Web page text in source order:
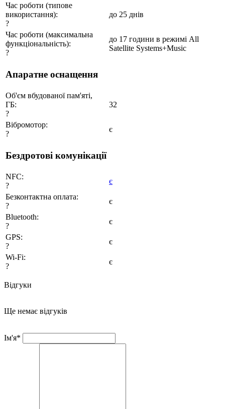
Час роботи (типове
використання):
?
до 25 днів
Час роботи (максимальна
функціональність):
?
до 17 години в режимі All
Satellite Systems+Music
Апаратне оснащення
Об'єм вбудованої пам'яті,
ГБ:
?
32
Вібромотор:
?
є
Бездротові комунікації
NFC:
?
є
Безконтактна оплата:
?
є
Bluetooth:
?
є
GPS:
?
є
Wi-Fi:
?
є
Відгуки
Ще немає відгуків
Ім'я*